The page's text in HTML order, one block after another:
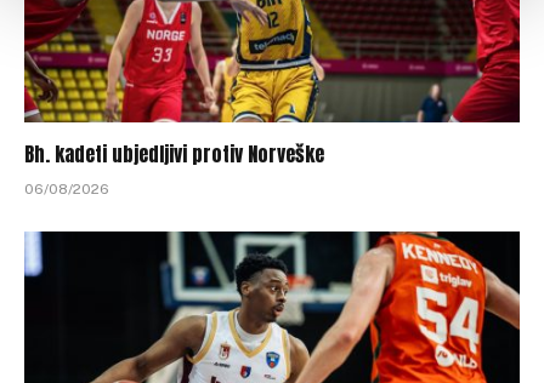
Bh. kadeti ubjedljivi protiv Norveške
06/08/2026